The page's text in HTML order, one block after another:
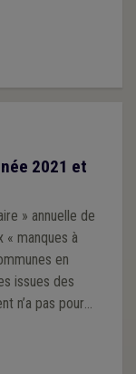
2021 et
» annuelle de
« manques à
en
issues des
n’a pas pour
les